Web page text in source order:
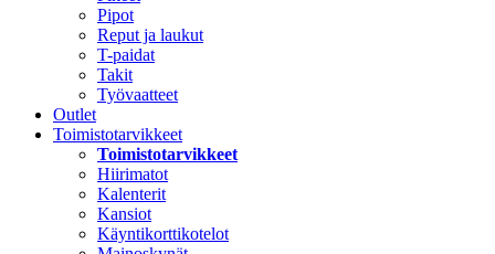
Pipot
Reput ja laukut
T-paidat
Takit
Työvaatteet
Outlet
Toimistotarvikkeet
Toimistotarvikkeet
Hiirimatot
Kalenterit
Kansiot
Käyntikorttikotelot